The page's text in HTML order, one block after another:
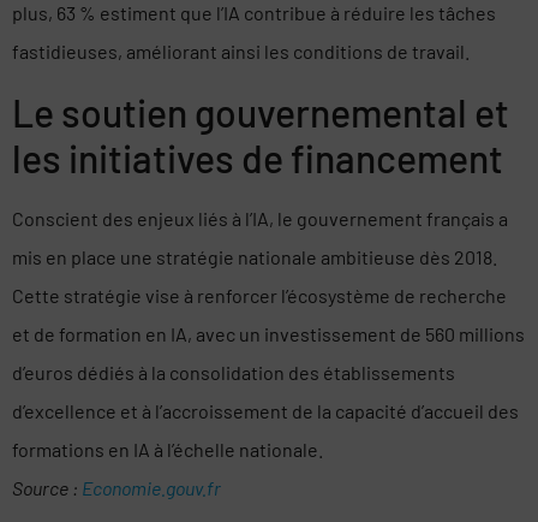
plus, 63 % estiment que l’IA contribue à réduire les tâches
fastidieuses, améliorant ainsi les conditions de travail.
Le soutien gouvernemental et
les initiatives de financement
Conscient des enjeux liés à l’IA, le gouvernement français a
mis en place une stratégie nationale ambitieuse dès 2018.
Cette stratégie vise à renforcer l’écosystème de recherche
et de formation en IA, avec un investissement de 560 millions
d’euros dédiés à la consolidation des établissements
d’excellence et à l’accroissement de la capacité d’accueil des
formations en IA à l’échelle nationale.
Source : Economie.gouv.fr